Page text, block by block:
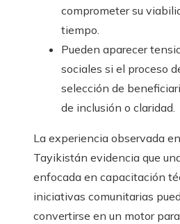
comprometer su
tiempo.
Pueden aparecer
sociales si el proceso
selección de
de inclusión o claridad.
La experiencia observada en
Tayikistán evidencia que
enfocada en capacitación
iniciativas comunitarias
convertirse en un motor